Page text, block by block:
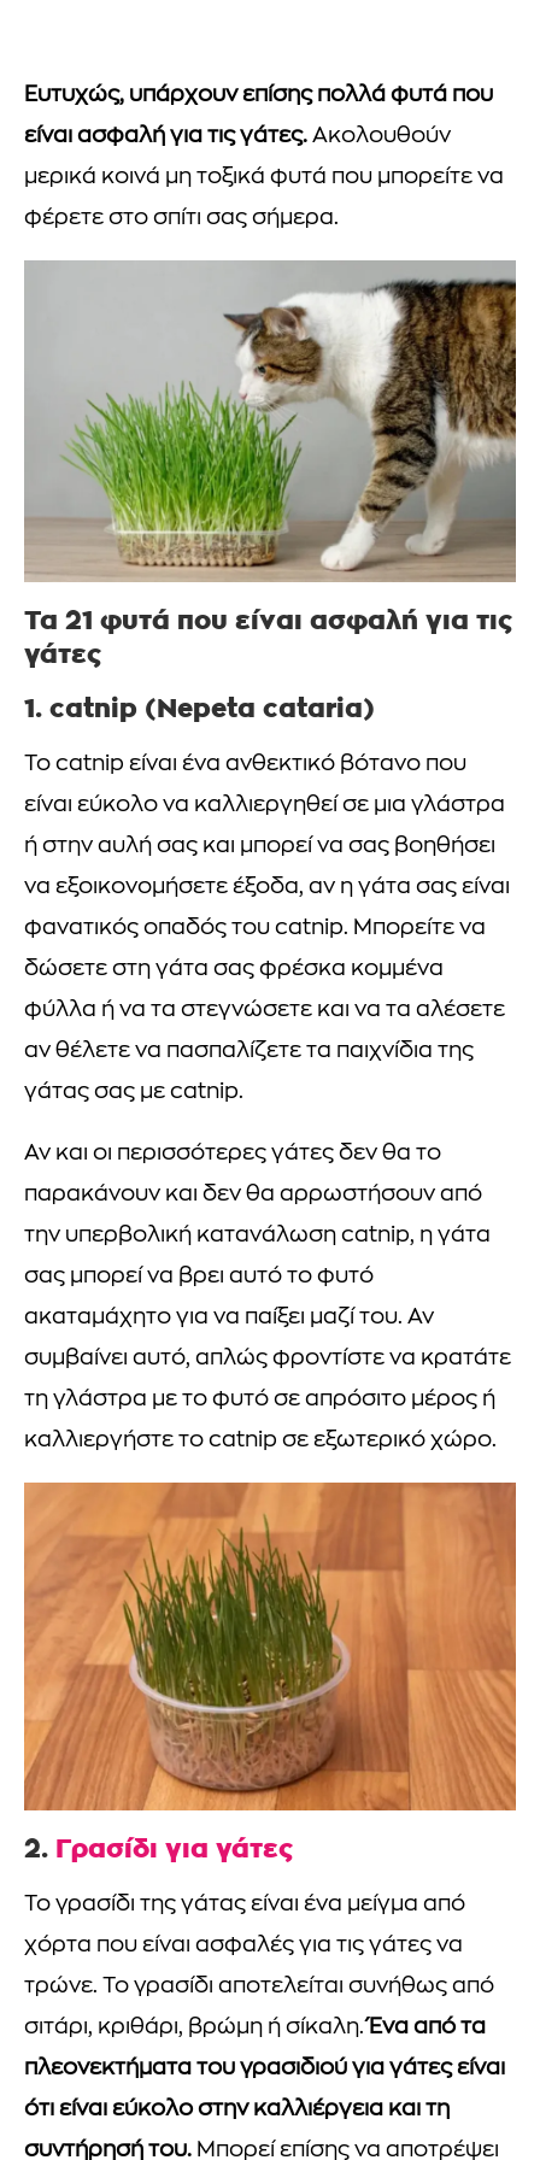
Ευτυχώς, υπάρχουν επίσης πολλά φυτά που
είναι ασφαλή για τις γάτες. Ακολουθούν
μερικά κοινά μη τοξικά φυτά που μπορείτε να
φέρετε στο σπίτι σας σήμερα.
Τα 21 φυτά που είναι ασφαλή για τις
γάτες
1. catnip (Nepeta cataria)
Το catnip είναι ένα ανθεκτικό βότανο που
είναι εύκολο να καλλιεργηθεί σε μια γλάστρα
ή στην αυλή σας και μπορεί να σας βοηθήσει
να εξοικονομήσετε έξοδα, αν η γάτα σας είναι
φανατικός οπαδός του catnip. Μπορείτε να
δώσετε στη γάτα σας φρέσκα κομμένα
φύλλα ή να τα στεγνώσετε και να τα αλέσετε
αν θέλετε να πασπαλίζετε τα παιχνίδια της
γάτας σας με catnip.
Αν και οι περισσότερες γάτες δεν θα το
παρακάνουν και δεν θα αρρωστήσουν από
την υπερβολική κατανάλωση catnip, η γάτα
σας μπορεί να βρει αυτό το φυτό
ακαταμάχητο για να παίξει μαζί του. Αν
συμβαίνει αυτό, απλώς φροντίστε να κρατάτε
τη γλάστρα με το φυτό σε απρόσιτο μέρος ή
καλλιεργήστε το catnip σε εξωτερικό χώρο.
2. Γρασίδι για γάτες
Το γρασίδι της γάτας είναι ένα μείγμα από
χόρτα που είναι ασφαλές για τις γάτες να
τρώνε. Το γρασίδι αποτελείται συνήθως από
σιτάρι, κριθάρι, βρώμη ή σίκαλη.Ένα από τα
πλεονεκτήματα του γρασιδιού για γάτες είναι
ότι είναι εύκολο στην καλλιέργεια και τη
συντήρησή του. Μπορεί επίσης να αποτρέψει